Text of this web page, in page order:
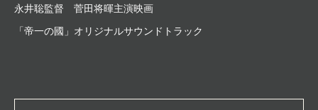
永井聡監督 菅田将暉主演映画
「帝一の國」オリジナルサウンドトラック